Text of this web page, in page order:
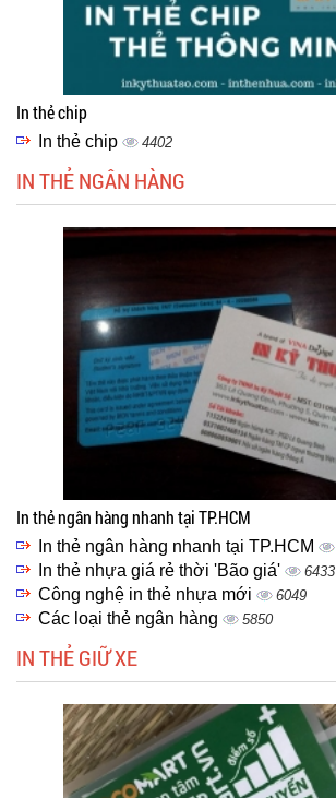
In thẻ chip
In thẻ chip 4402
IN THẺ NGÂN HÀNG
In thẻ ngân hàng nhanh tại TP.HCM
In thẻ ngân hàng nhanh tại TP.HCM
In thẻ nhựa giá rẻ thời 'Bão giá' 6433
Công nghệ in thẻ nhựa mới 6049
Các loại thẻ ngân hàng 5850
IN THẺ GIỮ XE